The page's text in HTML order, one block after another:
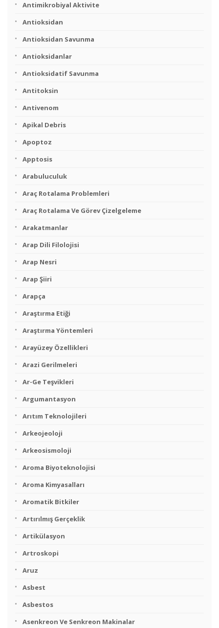
Antimikrobiyal Aktivite
Antioksidan
Antioksidan Savunma
Antioksidanlar
Antioksidatif Savunma
Antitoksin
Antivenom
Apikal Debris
Apoptoz
Apptosis
Arabuluculuk
Araç Rotalama Problemleri
Araç Rotalama Ve Görev Çizelgeleme
Arakatmanlar
Arap Dili Filolojisi
Arap Nesri
Arap Şiiri
Arapça
Araştırma Etiği
Araştırma Yöntemleri
Arayüzey Özellikleri
Arazi Gerilmeleri
Ar-Ge Teşvikleri
Argumantasyon
Arıtım Teknolojileri
Arkeojeoloji
Arkeosismoloji
Aroma Biyoteknolojisi
Aroma Kimyasalları
Aromatik Bitkiler
Artırılmış Gerçeklik
Artikülasyon
Artroskopi
Aruz
Asbest
Asbestos
Asenkreon Ve Senkreon Makinalar